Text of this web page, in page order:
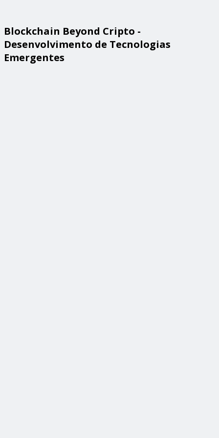
Blockchain Beyond Cripto -
Desenvolvimento de Tecnologias
Emergentes